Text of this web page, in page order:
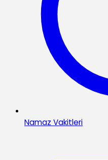
Namaz Vakitleri